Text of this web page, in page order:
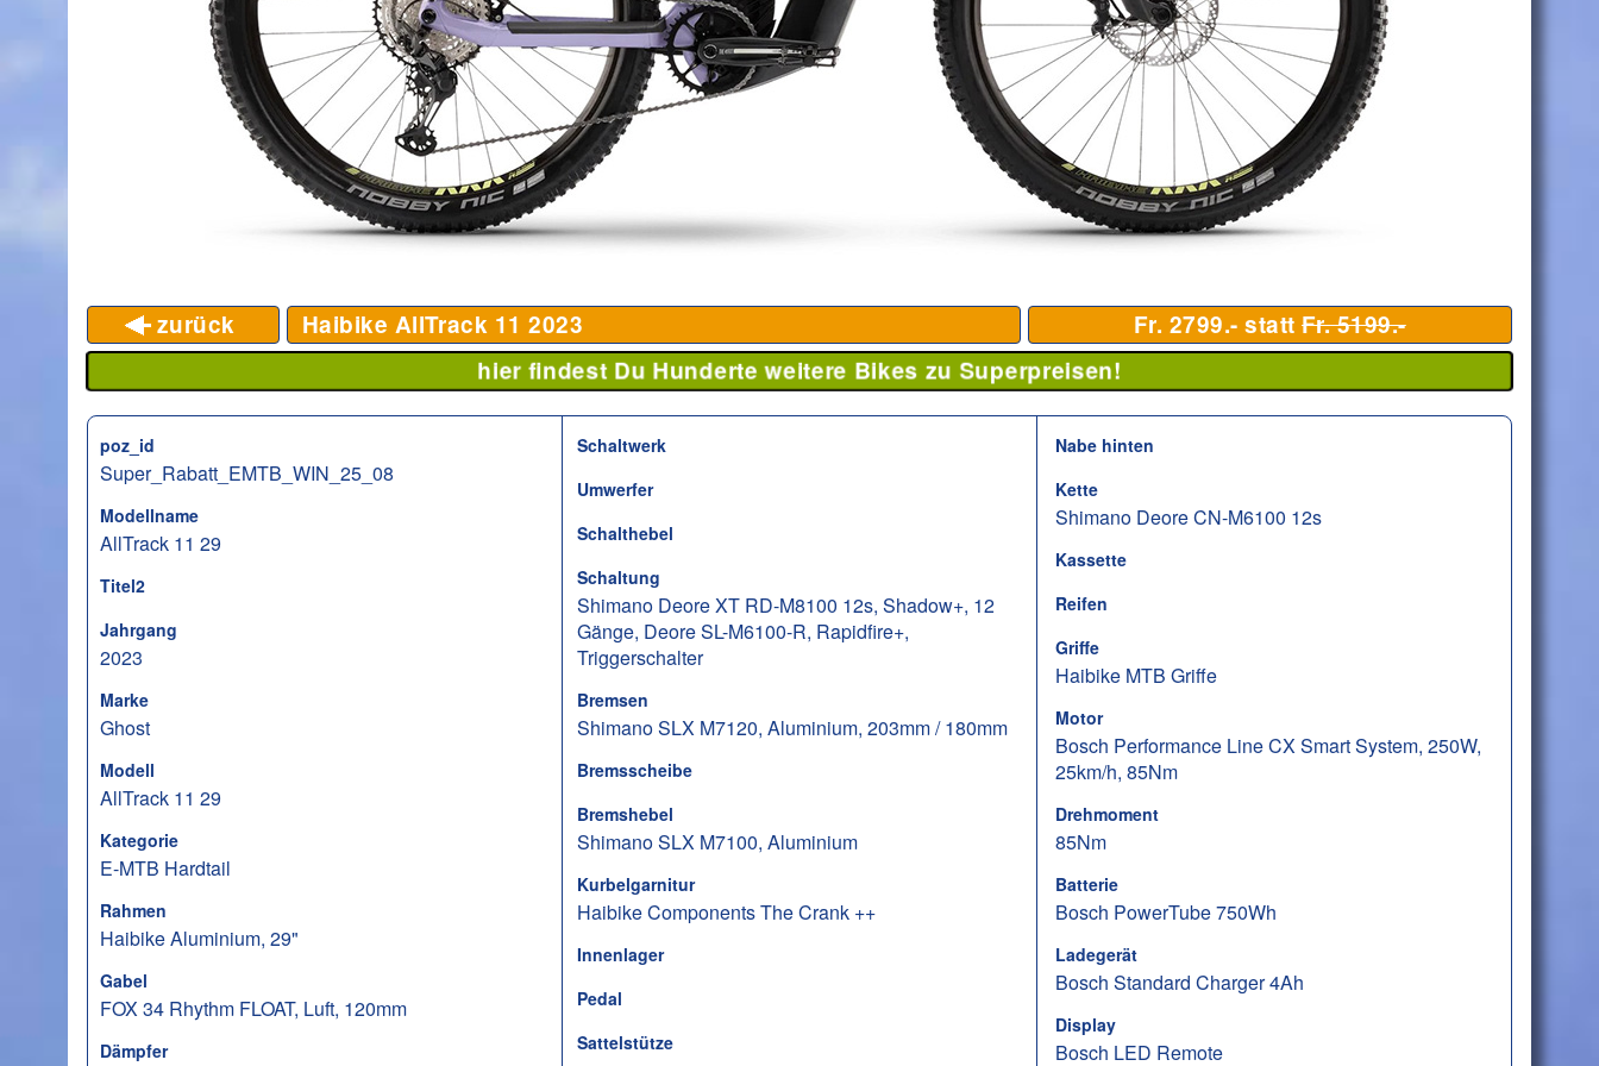
zurück Haibike AllTrack 11 2023 Fr. 2799.- statt Fr. 5199.-
hier findest Du Hunderte weitere Bikes zu Superpreisen!
poz_id
Super_Rabatt_EMTB_WIN_25_08
Modellname
AllTrack 11 29
Titel2
Jahrgang
2023
Marke
Ghost
Modell
AllTrack 11 29
Kategorie
E-MTB Hardtail
Rahmen
Haibike Aluminium, 29"
Gabel
FOX 34 Rhythm FLOAT, Luft, 120mm
Dämpfer
Schaltwerk
Umwerfer
Schalthebel
Schaltung
Shimano Deore XT RD-M8100 12s, Shadow+, 12
Gänge, Deore SL-M6100-R, Rapidfire+,
Triggerschalter
Bremsen
Shimano SLX M7120, Aluminium, 203mm / 180mm
Bremsscheibe
Bremshebel
Shimano SLX M7100, Aluminium
Kurbelgarnitur
Haibike Components The Crank ++
Innenlager
Pedal
Sattelstütze
Nabe hinten
Kette
Shimano Deore CN-M6100 12s
Kassette
Reifen
Griffe
Haibike MTB Griffe
Motor
Bosch Performance Line CX Smart System, 250W,
25km/h, 85Nm
Drehmoment
85Nm
Batterie
Bosch PowerTube 750Wh
Ladegerät
Bosch Standard Charger 4Ah
Display
Bosch LED Remote